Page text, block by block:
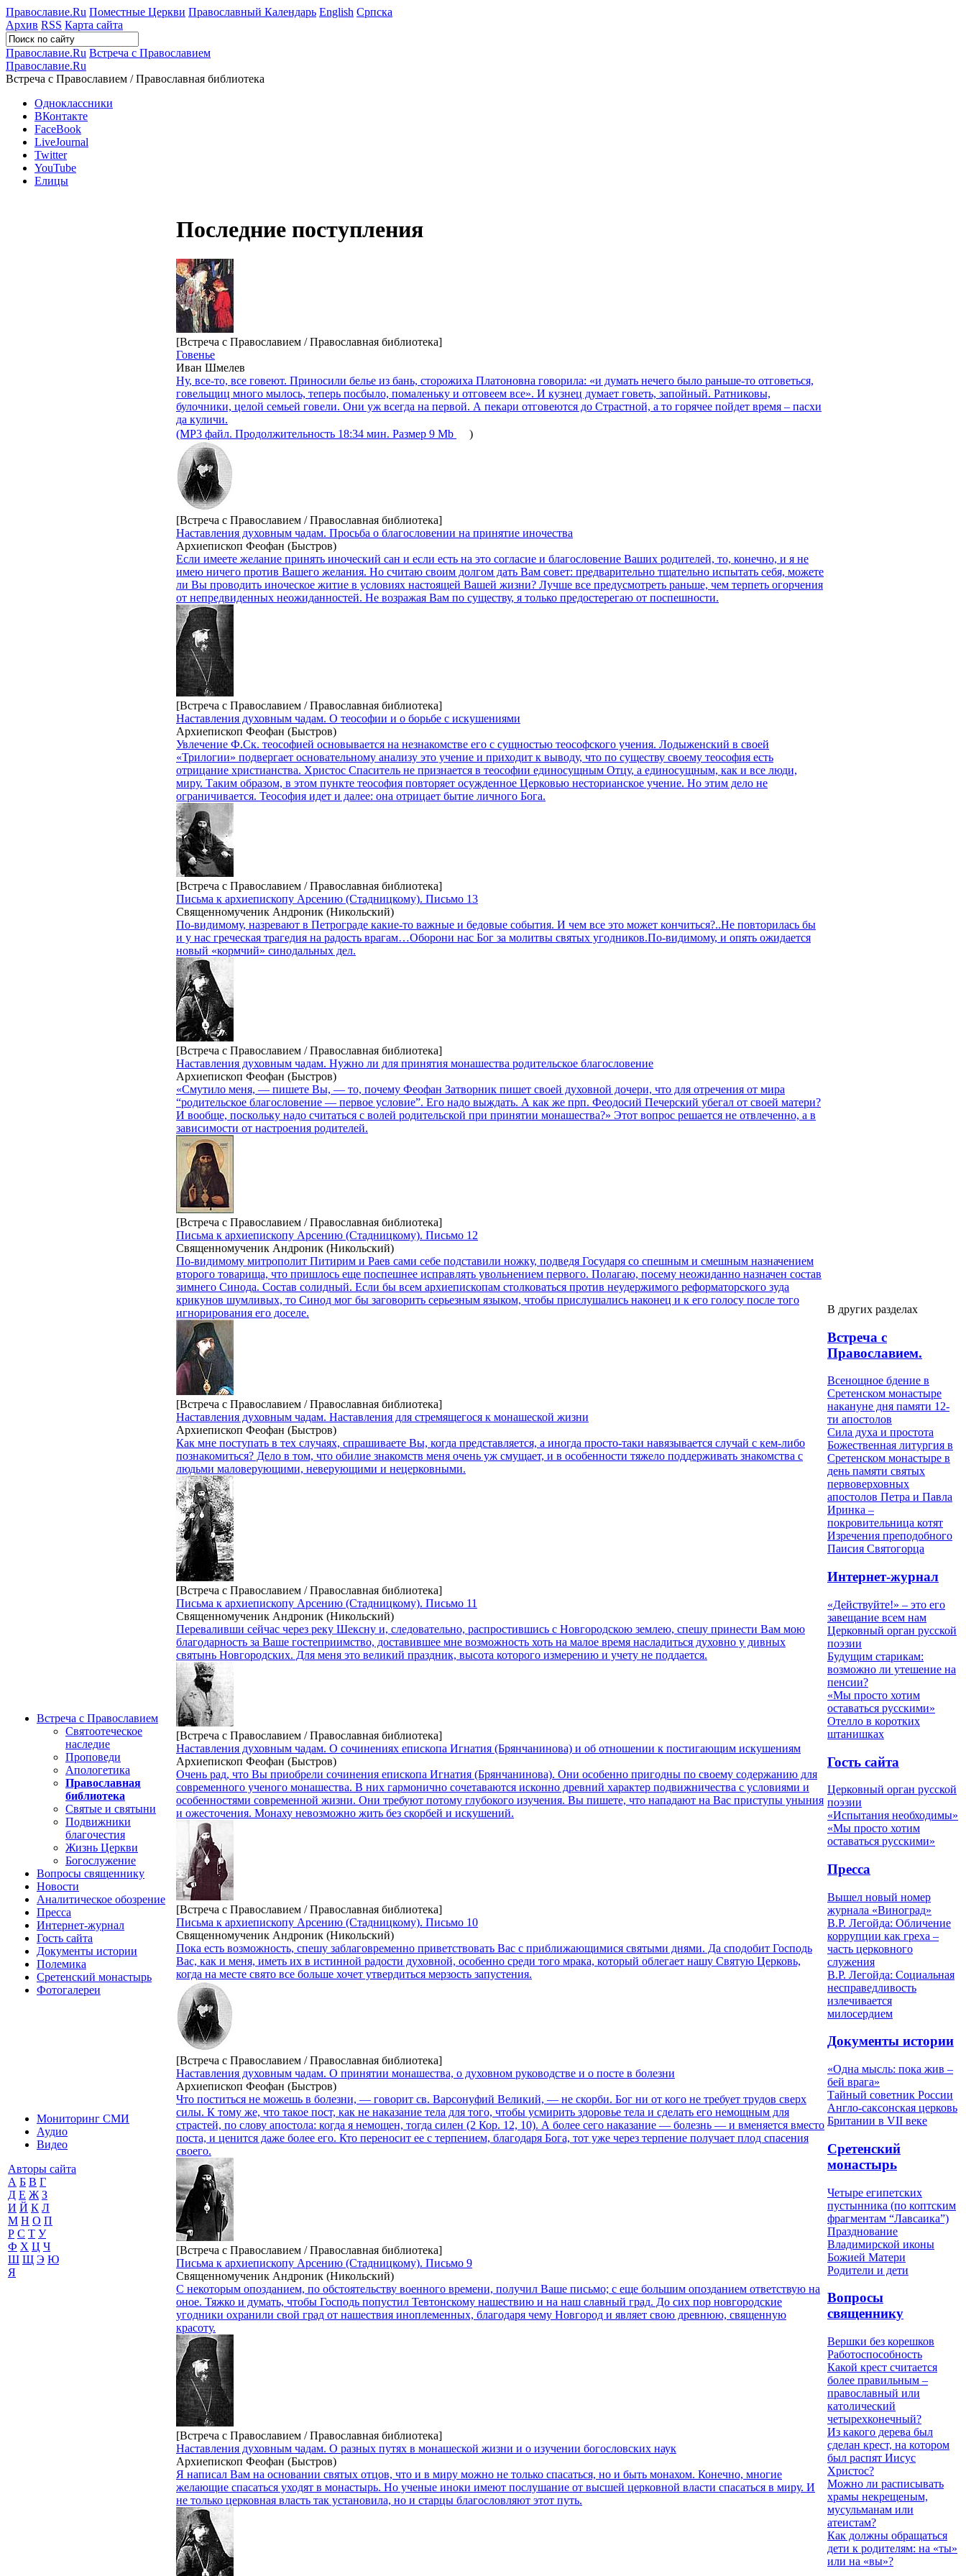
Православие.Ru Поместные Церкви Православный Календарь English Српска
Архив RSS Карта сайта
Православие.Ru Встреча с Православием
Православие.Ru
Встреча с Православием / Православная библиотека
Одноклассники
ВКонтакте
FaceBook
LiveJournal
Twitter
YouTube
Елицы
Встреча с Православием
Святоотеческое
наследие
Проповеди
Апологетика
Православная
библиотека
Святые и святыни
Подвижники
благочестия
Жизнь Церкви
Богослужение
Вопросы священнику
Новости
Аналитическое обозрение
Пресса
Интернет-журнал
Гость сайта
Документы истории
Полемика
Сретенский монастырь
Фотогалереи
Мониторинг СМИ
Аудио
Видео
Авторы сайта
А Б В Г
Д Е Ж З
И Й К Л
М Н О П
Р С Т У
Ф Х Ц Ч
Ш Щ Э Ю
Я
Последние поступления
[Встреча с Православием / Православная библиотека]
Говенье
Иван Шмелев
Ну, все-то, все говеют. Приносили белье из бань, сторожиха Платоновна говорила: «и думать нечего было раньше-то отговеться,
говельщиц много мылось, теперь посбыло, помаленьку и отговеем все». И кузнец думает говеть, запойный. Ратниковы,
булочники, целой семьей говели. Они уж всегда на первой. А пекари отговеются до Страстной, а то горячее пойдет время – пасхи
да куличи.
(MP3 файл. Продолжительность 18:34 мин. Размер 9 Mb
)
[Встреча с Православием / Православная библиотека]
Наставления духовным чадам. Просьба о благословении на принятие иночества
Архиепископ Феофан (Быстров)
Если имеете желание принять иноческий сан и если есть на это согласие и благословение Ваших родителей, то, конечно, и я не
имею ничего против Вашего желания. Но считаю своим долгом дать Вам совет: предварительно тщательно испытать себя, можете
ли Вы проводить иноческое житие в условиях настоящей Вашей жизни? Лучше все предусмотреть раньше, чем терпеть огорчения
от непредвиденных неожиданностей. Не возражая Вам по существу, я только предостерегаю от поспешности.
[Встреча с Православием / Православная библиотека]
Наставления духовным чадам. О теософии и о борьбе с искушениями
Архиепископ Феофан (Быстров)
Увлечение Ф.Ск. теософией основывается на незнакомстве его с сущностью теософского учения. Лодыженский в своей
«Трилогии» подвергает основательному анализу это учение и приходит к выводу, что по существу своему теософия есть
отрицание христианства. Христос Спаситель не признается в теософии единосущным Отцу, а единосущным, как и все люди,
миру. Таким образом, в этом пункте теософия повторяет осужденное Церковью несторианское учение. Но этим дело не
ограничивается. Теософия идет и далее: она отрицает бытие личного Бога.
[Встреча с Православием / Православная библиотека]
Письма к архиепископу Арсению (Стадницкому). Письмо 13
Священномученик Андроник (Никольский)
По-видимому, назревают в Петрограде какие-то важные и бедовые события. И чем все это может кончиться?..Не повторилась бы
и у нас греческая трагедия на радость врагам…Оборони нас Бог за молитвы святых угодников.По-видимому, и опять ожидается
новый «кормчий» синодальных дел.
[Встреча с Православием / Православная библиотека]
Наставления духовным чадам. Нужно ли для принятия монашества родительское благословение
Архиепископ Феофан (Быстров)
«Смутило меня, — пишете Вы, — то, почему Феофан Затворник пишет своей духовной дочери, что для отречения от мира
“родительское благословение — первое условие”. Его надо выждать. А как же прп. Феодосий Печерский убегал от своей матери?
И вообще, поскольку надо считаться с волей родительской при принятии монашества?» Этот вопрос решается не отвлеченно, а в
зависимости от настроения родителей.
[Встреча с Православием / Православная библиотека]
Письма к архиепископу Арсению (Стадницкому). Письмо 12
Священномученик Андроник (Никольский)
По-видимому митрополит Питирим и Раев сами себе подставили ножку, подведя Государя со спешным и смешным назначением
второго товарища, что пришлось еще поспешнее исправлять увольнением первого. Полагаю, посему неожиданно назначен состав
зимнего Синода. Состав солидный. Если бы всем архиепископам столковаться против неудержимого реформаторского зуда
крикунов шумливых, то Синод мог бы заговорить серьезным языком, чтобы прислушались наконец и к его голосу после того
игнорирования его доселе.
[Встреча с Православием / Православная библиотека]
Наставления духовным чадам. Наставления для стремящегося к монашеской жизни
Архиепископ Феофан (Быстров)
Как мне поступать в тех случаях, спрашиваете Вы, когда представляется, а иногда просто-таки навязывается случай с кем-либо
познакомиться? Дело в том, что обилие знакомств меня очень уж смущает, и в особенности тяжело поддерживать знакомства с
людьми маловерующими, неверующими и нецерковными.
[Встреча с Православием / Православная библиотека]
Письма к архиепископу Арсению (Стадницкому). Письмо 11
Священномученик Андроник (Никольский)
Переваливши сейчас через реку Шексну и, следовательно, распростившись с Новгородскою землею, спешу принести Вам мою
благодарность за Ваше гостеприимство, доставившее мне возможность хоть на малое время насладиться духовно у дивных
святынь Новгородских. Для меня это великий праздник, высота которого измерению и учету не поддается.
[Встреча с Православием / Православная библиотека]
Наставления духовным чадам. О сочинениях епископа Игнатия (Брянчанинова) и об отношении к постигающим искушениям
Архиепископ Феофан (Быстров)
Очень рад, что Вы приобрели сочинения епископа Игнатия (Брянчанинова). Они особенно пригодны по своему содержанию для
современного ученого монашества. В них гармонично сочетаваются исконно древний характер подвижничества с условиями и
особенностями современной жизни. Они требуют потому глубокого изучения. Вы пишете, что нападают на Вас приступы уныния
и ожесточения. Монаху невозможно жить без скорбей и искушений.
[Встреча с Православием / Православная библиотека]
Письма к архиепископу Арсению (Стадницкому). Письмо 10
Священномученик Андроник (Никольский)
Пока есть возможность, спешу заблаговременно приветствовать Вас с приближающимися святыми днями. Да сподобит Господь
Вас, как и меня, иметь их в истинной радости духовной, особенно среди того мрака, который облегает нашу Святую Церковь,
когда на месте свято все больше хочет утвердиться мерзость запустения.
[Встреча с Православием / Православная библиотека]
Наставления духовным чадам. О принятии монашества, о духовном руководстве и о посте в болезни
Архиепископ Феофан (Быстров)
Что поститься не можешь в болезни, — говорит св. Варсонуфий Великий, — не скорби. Бог ни от кого не требует трудов сверх
силы. К тому же, что такое пост, как не наказание тела для того, чтобы усмирить здоровье тела и сделать его немощным для
страстей, по слову апостола: когда я немощен, тогда силен (2 Кор. 12, 10). А более сего наказание — болезнь — и вменяется вместо
поста, и ценится даже более его. Кто переносит ее с терпением, благодаря Бога, тот уже через терпение получает плод спасения
своего.
[Встреча с Православием / Православная библиотека]
Письма к архиепископу Арсению (Стадницкому). Письмо 9
Священномученик Андроник (Никольский)
С некоторым опозданием, по обстоятельству военного времени, получил Ваше письмо; с еще большим опозданием ответствую на
оное. Тяжко и думать, чтобы Господь попустил Тевтонскому нашествию и на наш славный град. До сих пор новгородские
угодники охранили свой град от нашествия иноплеменных, благодаря чему Новгород и являет свою древнюю, священную
красоту.
[Встреча с Православием / Православная библиотека]
Наставления духовным чадам. О разных путях в монашеской жизни и о изучении богословских наук
Архиепископ Феофан (Быстров)
Я написал Вам на основании святых отцов, что и в миру можно не только спасаться, но и быть монахом. Конечно, многие
желающие спасаться уходят в монастырь. Но ученые иноки имеют послушание от высшей церковной власти спасаться в миру. И
не только церковная власть так установила, но и старцы благословляют этот путь.
В других разделах
Встреча с
Православием.
Всенощное бдение в
Сретенском монастыре
накануне дня памяти 12-
ти апостолов
Сила духа и простота
Божественная литургия в
Сретенском монастыре в
день памяти святых
первоверховных
апостолов Петра и Павла
Иринка –
покровительница котят
Изречения преподобного
Паисия Святогорца
Интернет-журнал
«Действуйте!» – это его
завещание всем нам
Церковный орган русской
поэзии
Будущим старикам:
возможно ли утешение на
пенсии?
«Мы просто хотим
оставаться русскими»
Отелло в коротких
штанишках
Гость сайта
Церковный орган русской
поэзии
«Испытания необходимы»
«Мы просто хотим
оставаться русскими»
Пресса
Вышел новый номер
журнала «Виноград»
В.Р. Легойда: Обличение
коррупции как греха –
часть церковного
служения
В.Р. Легойда: Социальная
несправедливость
излечивается
милосердием
Документы истории
«Одна мысль: пока жив –
бей врага»
Тайный советник России
Англо-саксонская церковь
Британии в VII веке
Сретенский
монастырь
Четыре египетских
пустынника (по коптским
фрагментам “Лавсаика”)
Празднование
Владимирской иконы
Божией Матери
Родители и дети
Вопросы
священнику
Вершки без корешков
Работоспособность
Какой крест считается
более правильным –
православный или
католический
четырехконечный?
Из какого дерева был
сделан крест, на котором
был распят Иисус
Христос?
Можно ли расписывать
храмы некрещеным,
мусульманам или
атеистам?
Как должны обращаться
дети к родителям: на «ты»
или на «вы»?